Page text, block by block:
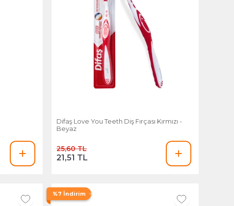
Difaş Love You Teeth Diş Fırçası Kırmızı -
Beyaz
25,60 TL
21,51 TL
%7 İndirim